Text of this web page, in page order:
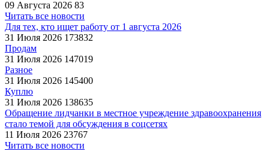
09 Августа 2026 83
Читать все новости
Для тех, кто ищет работу от 1 августа 2026
31 Июля 2026 173832
Продам
31 Июля 2026 147019
Разное
31 Июля 2026 145400
Куплю
31 Июля 2026 138635
Обращение лидчанки в местное учреждение здравоохранения
стало темой для обсуждения в соцсетях
11 Июля 2026 23767
Читать все новости